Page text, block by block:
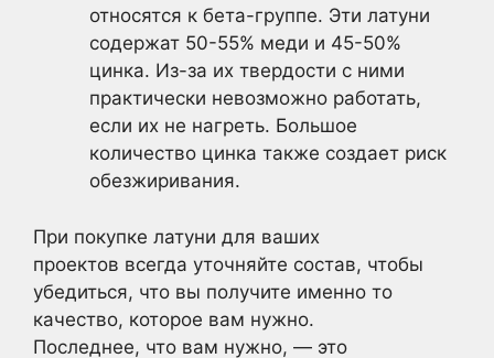
относятся к бета-группе. Эти латуни
содержат 50-55% меди и 45-50%
цинка. Из-за их твердости с ними
практически невозможно работать,
если их не нагреть. Большое
количество цинка также создает риск
обезжиривания.
При покупке латуни для ваших
проектов всегда уточняйте состав, чтобы
убедиться, что вы получите именно то
качество, которое вам нужно.
Последнее, что вам нужно, — это